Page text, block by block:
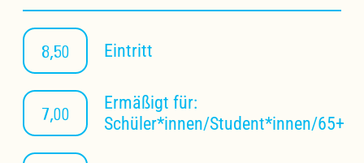
8,50 Eintritt
7,00
Ermäßigt für:
Schüler*innen/Student*innen/65+